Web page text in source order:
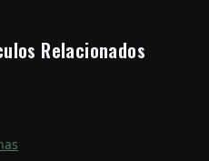
Relacionados